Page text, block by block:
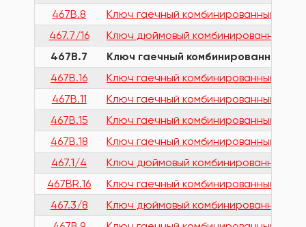
467B.8
Ключ гаечный комбинированный с
467.7/16
Ключ дюймовый комбинированный с
467B.7
Ключ гаечный комбинированный с
467B.16
Ключ гаечный комбинированный с
467B.11
Ключ гаечный комбинированный с
467B.15
Ключ гаечный комбинированный с
467B.18
Ключ гаечный комбинированный с
467.1/4
Ключ дюймовый комбинированный с
467BR.16
Ключ гаечный комбинированный
467.3/8
Ключ дюймовый комбинированный с